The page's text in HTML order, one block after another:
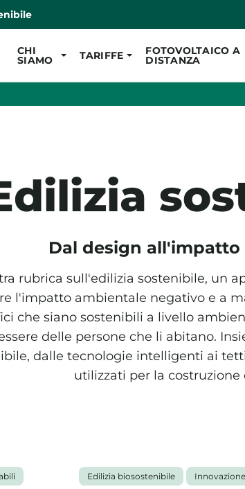
CHI
SIAMO TARIFFE FOTOVOLTAICO A
DISTANZA
Dal design
rubrica sull'edilizia sostenibile, un
l'impatto ambientale negativo e a
che siano sostenibili a livello
delle persone che li abitano.
dalle tecnologie intelligenti ai
utilizzati per la costruzione
Edilizia biosostenibile